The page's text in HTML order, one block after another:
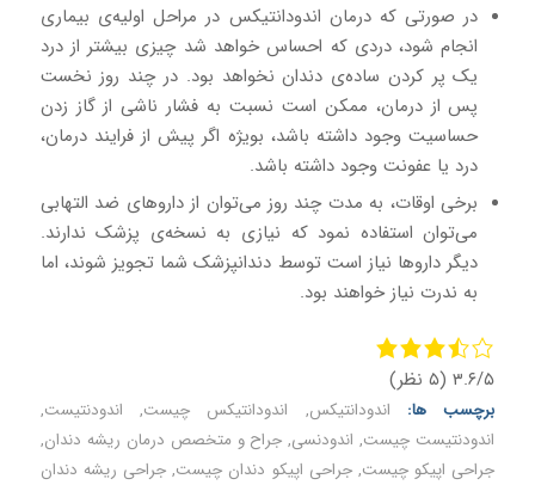
در صورتی که درمان اندودانتیکس در مراحل اولیه‌ی بیماری
انجام شود، دردی که احساس خواهد شد چیزی بیشتر از درد
یک پر کردن ساده‌ی دندان نخواهد بود. در چند روز نخست
پس از درمان، ممکن است نسبت به فشار ناشی از گاز زدن
حساسیت وجود داشته باشد، بویژه اگر پیش از فرایند درمان،
درد یا عفونت وجود داشته باشد.
برخی اوقات، به مدت چند روز می‌توان از داروهای ضد التهابی
می‌توان استفاده نمود که نیازی به نسخه‌ی پزشک ندارند.
دیگر داروها نیاز است توسط دندانپزشک شما تجویز شوند، اما
به ندرت نیاز خواهند بود.
۳.۶/۵ (۵ نظر)
برچسب ها: اندودانتیکس, اندودانتیکس چیست, اندودنتیست,
اندودنتیست چیست, اندودنسی, جراح و متخصص درمان ریشه دندان,
جراحی اپیکو چیست,جراحی اپیکو دندان چیست, جراحی ریشه دندان